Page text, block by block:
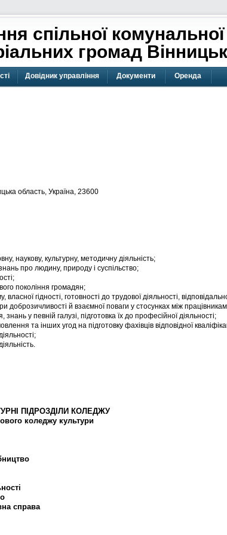
спільної
громад
Довідник управління Документи Оренда
область, Україна, 23600
наукову, культурну, методичну діяльність;
про людину, природу і суспільство;
покоління громадян;
гідності, готовності до трудової діяльності,
й взаємної поваги у стосунках між
у певній галузі, підготовка їх до професійної діяльності;
та інших угод на підготовку фахівців відповідної
ПІДРОЗДІЛИ КОЛЕДЖУ
коледжу культури
справа